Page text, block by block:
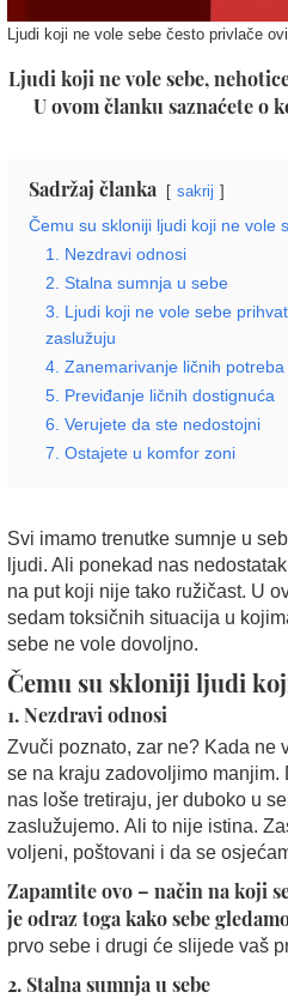
Ljudi koji ne vole sebe često privlače
Ljudi koji ne vole sebe,
U ovom članku saznaćete o
Sadržaj članka sakrij
Čemu su skloniji ljudi koji ne vole
1. Nezdravi odnosi
2. Stalna sumnja u sebe
3. Ljudi koji ne vole sebe
zaslužuju
4. Zanemarivanje ličnih potreba
5. Previđanje ličnih dostignuća
6. Verujete da ste nedostojni
7. Ostajete u komfor zoni
Svi imamo trenutke sumnje u
ljudi. Ali ponekad nas
na put koji nije tako ružičast. U
sedam toksičnih situacija u
sebe ne vole dovoljno.
Čemu su skloniji ljudi
1. Nezdravi odnosi
Zvuči poznato, zar ne? Kada ne
se na kraju zadovoljimo
nas loše tretiraju, jer duboko u
zaslužujemo. Ali to nije istina.
voljeni, poštovani i da se
Zapamtite ovo – način na koji
je odraz toga kako sebe
prvo sebe i drugi će slijede vaš
2. Stalna sumnja u sebe